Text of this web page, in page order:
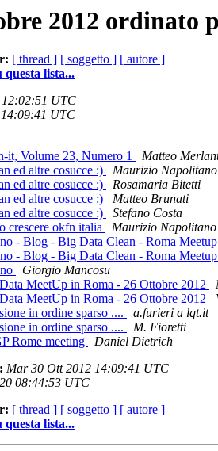
2012 ordinato
[ thread ] [ soggetto ] [ autore ]
lista...
UTC
UTC
it, Volume 23, Numero 1
Matteo
ed altre cosucce :)
Maurizio Napolitano
ed altre cosucce :)
Rosamaria Bitetti
ed altre cosucce :)
Matteo Brunati
ed altre cosucce :)
Stefano Costa
crescere okfn italia
Maurizio Napolitano
- Blog - Big Data Clean - Roma Meetup
- Blog - Big Data Clean - Roma Meetup
Giorgio Mancosu
MeetUp in Roma - 26 Ottobre 2012
MeetUp in Roma - 26 Ottobre 2012
in ordine sparso ....
a.furieri a lqt.it
in ordine sparso ....
M. Fioretti
Rome meeting
Daniel Dietrich
Mar 30 Ott 2012 14:09:41 UTC
08:44:53 UTC
[ thread ] [ soggetto ] [ autore ]
lista...